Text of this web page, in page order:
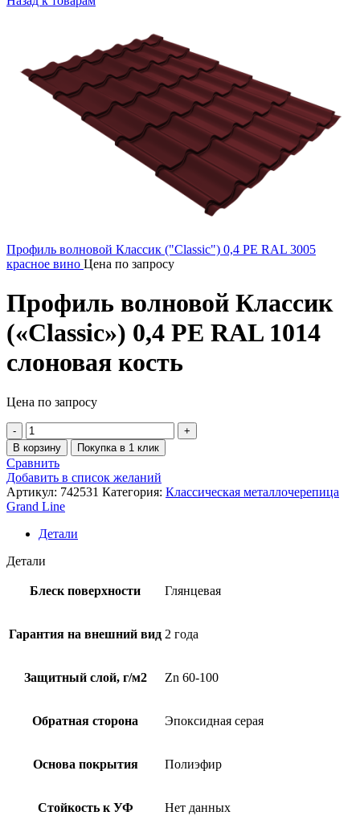
Профиль волновой Классик ("Classic") 0,4 PE RAL 3005
красное вино Цена по запросу
Профиль волновой Классик
(«Classic») 0,4 PE RAL 1014
слоновая кость
Цена по запросу
В корзину Покупка в 1 клик
Сравнить
Добавить в список желаний
Артикул: 742531 Категория: Классическая металлочерепица
Grand Line
Детали
Детали
Блеск поверхности Глянцевая
Гарантия на внешний вид 2 года
Защитный слой, г/м2 Zn 60-100
Обратная сторона Эпоксидная серая
Основа покрытия Полиэфир
Стойкость к УФ Нет данных